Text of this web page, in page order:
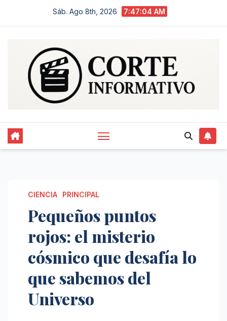
Sáb. Ago 8th, 2026 7:47:05 AM
CIENCIA PRINCIPAL
Pequeños puntos
rojos: el misterio
cósmico que desafía lo
que sabemos del
Universo